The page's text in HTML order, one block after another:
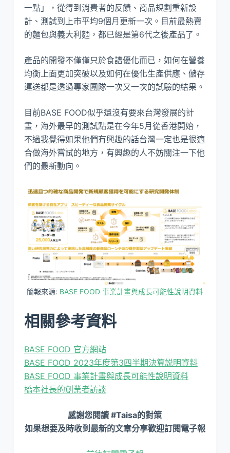
一點」，從得到消費者的反饋、商品規劃重新設
計、測試到上市平均9個月更新一次。目前最熱賣
的麵包與義大利麵，都已經是第6代之後產品了。
產品的開發不僅僅只於食譜優化而已，如何在營養
均衡上面更加突破以及如何在優化生產供應、儲存
運送都是透過專家團隊一次又一次的試驗的結果。
目前BASE FOOD似乎還沒有要來台灣發展的計
畫，海外最早的測試點是在今年5月從香港開始，
不過我覺得如果他們有興趣的話台灣一定也是很適
合做海外嘗試的地方，有興趣的人不妨關注一下他
們的最新動向。
簡報來源: BASE FOOD 事業計畫與成長可能性說明資料
相關參考資料
BASE FOOD 官方網站
BASE FOOD 2023年度第3四半期決算説明資料
BASE FOOD 事業計畫與成長可能性說明資料
橋本社長的創業者訪談
感謝您閱讀 #Taisa的對策
如果想要及時收到最新的文章分享歡迎訂閱電子報